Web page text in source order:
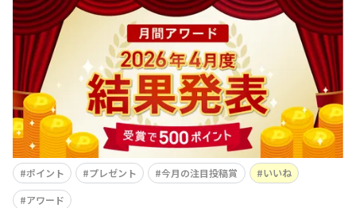
はじめ春爛漫の一枚や、日常のふとした瞬間のつぶやきな
ど、みなさまの個性が光る投稿の数々を、ひろばスタッフ
一同楽しく拝見させていただきました✨今月もその中か
ら、最も多くの「いいね」を獲得され
ポイント プレゼント 今月の注目投稿賞
いいね
アワード